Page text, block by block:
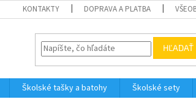
KONTAKTY DOPRAVA A PLATBA
HĽADAŤ
Školské tašky a batohy Školské sety